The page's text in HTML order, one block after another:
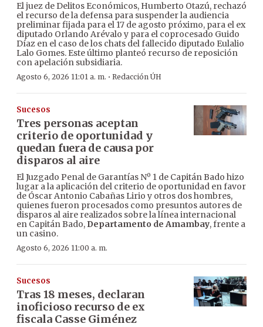
El juez de Delitos Económicos, Humberto Otazú, rechazó
el recurso de la defensa para suspender la audiencia
preliminar fijada para el 17 de agosto próximo, para el ex
diputado Orlando Arévalo y para el coprocesado Guido
Díaz en el caso de los chats del fallecido diputado Eulalio
Lalo Gomes. Este último planteó recurso de reposición
con apelación subsidiaria.
Agosto 6, 2026 11:01 a. m. · Redacción ÚH
Sucesos
Tres personas aceptan
criterio de oportunidad y
quedan fuera de causa por
disparos al aire
El Juzgado Penal de Garantías Nº 1 de Capitán Bado hizo
lugar a la aplicación del criterio de oportunidad en favor
de Óscar Antonio Cabañas Lirio y otros dos hombres,
quienes fueron procesados como presuntos autores de
disparos al aire realizados sobre la línea internacional
en Capitán Bado, Departamento de Amambay, frente a
un casino.
Agosto 6, 2026 11:00 a. m.
Sucesos
Tras 18 meses, declaran
inoficioso recurso de ex
fiscala Casse Giménez